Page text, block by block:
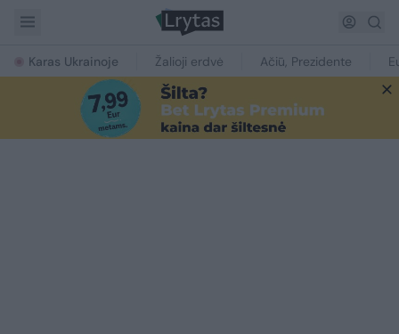
Karas Ukrainoje Žalioji erdvė Ačiū, Prezidente